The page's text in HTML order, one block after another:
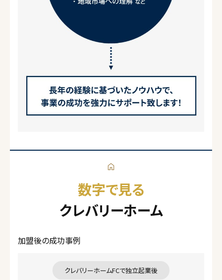
数字で見る
クレバリーホーム
加盟後の成功事例
クレバリーホームFCで独立起業後